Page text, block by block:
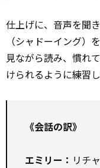
仕上げに、音声を聞
（シャドーイング）を
見ながら読み、慣れ
けられるように練習し
《会話の訳》
エミリー： リチ